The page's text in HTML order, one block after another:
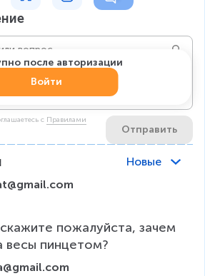
c Правилами
Отправить
после авторизации
Войти
Новые
пожалуйста, зачем
весы пинцетом?